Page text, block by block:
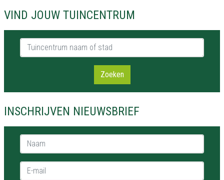
VIND JOUW TUINCENTRUM
Tuincentrum naam of stad
Zoeken
INSCHRIJVEN NIEUWSBRIEF
Naam *
E-mail *